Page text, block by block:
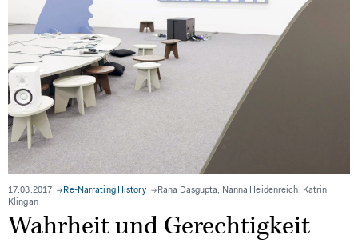
17.03.2017 Re-Narrating History
Rana Dasgupta, Nanna Heidenreich, Katrin
Klingan
Wahrheit und Gerechtigkeit